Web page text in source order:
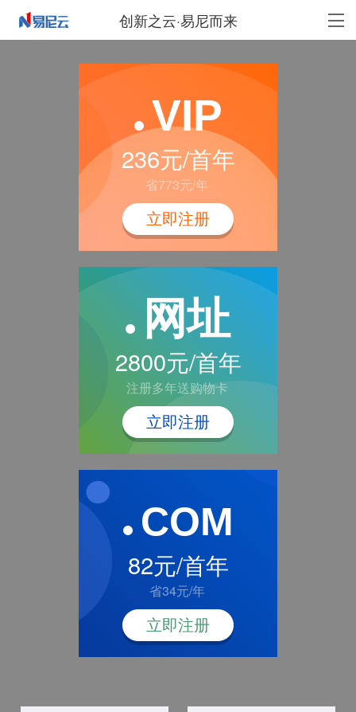
创新之云·易尼而来
VIP
236元/首年
省773元/年
立即注册
网址
2800元/首年
注册多年送购物卡
立即注册
COM
82元/首年
省34元/年
立即注册